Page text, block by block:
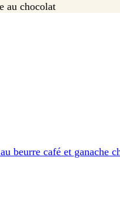
au chocolat
beurre café et ganache